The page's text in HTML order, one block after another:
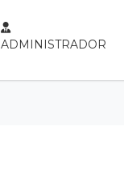
ADMINISTRADOR